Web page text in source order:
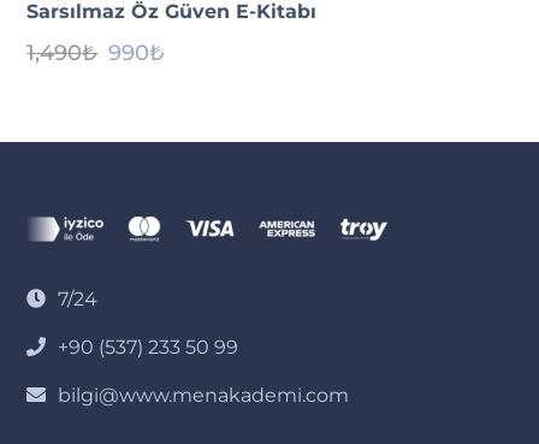
Sarsılmaz Öz Güven E-Kitabı
1,490₺ Orijinal
990₺
990₺.
7/24
+90 (537) 233 50 99
bilgi@www.menakademi.com